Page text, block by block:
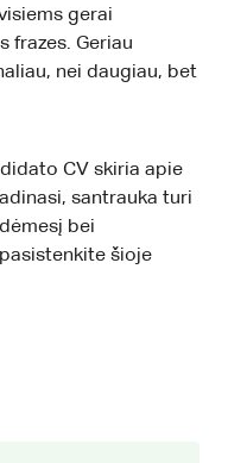
gerai
frazes. Geriau
nei daugiau, bet
CV skiria apie
santrauka turi
bei
šioje